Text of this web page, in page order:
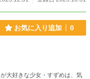
お気に入り追加 0
大好きな少女・すずめは、気